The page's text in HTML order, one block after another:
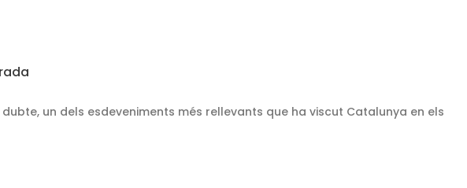
un dels esdeveniments més rellevants que ha viscut Catalunya en els